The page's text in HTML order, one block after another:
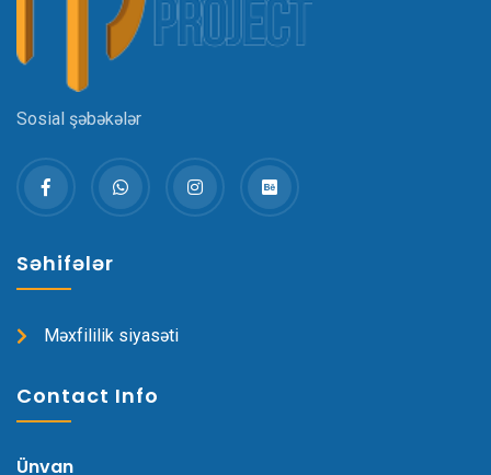
Sosial şəbəkələr
Səhifələr
Məxfililik siyasəti
Contact Info
Ünvan